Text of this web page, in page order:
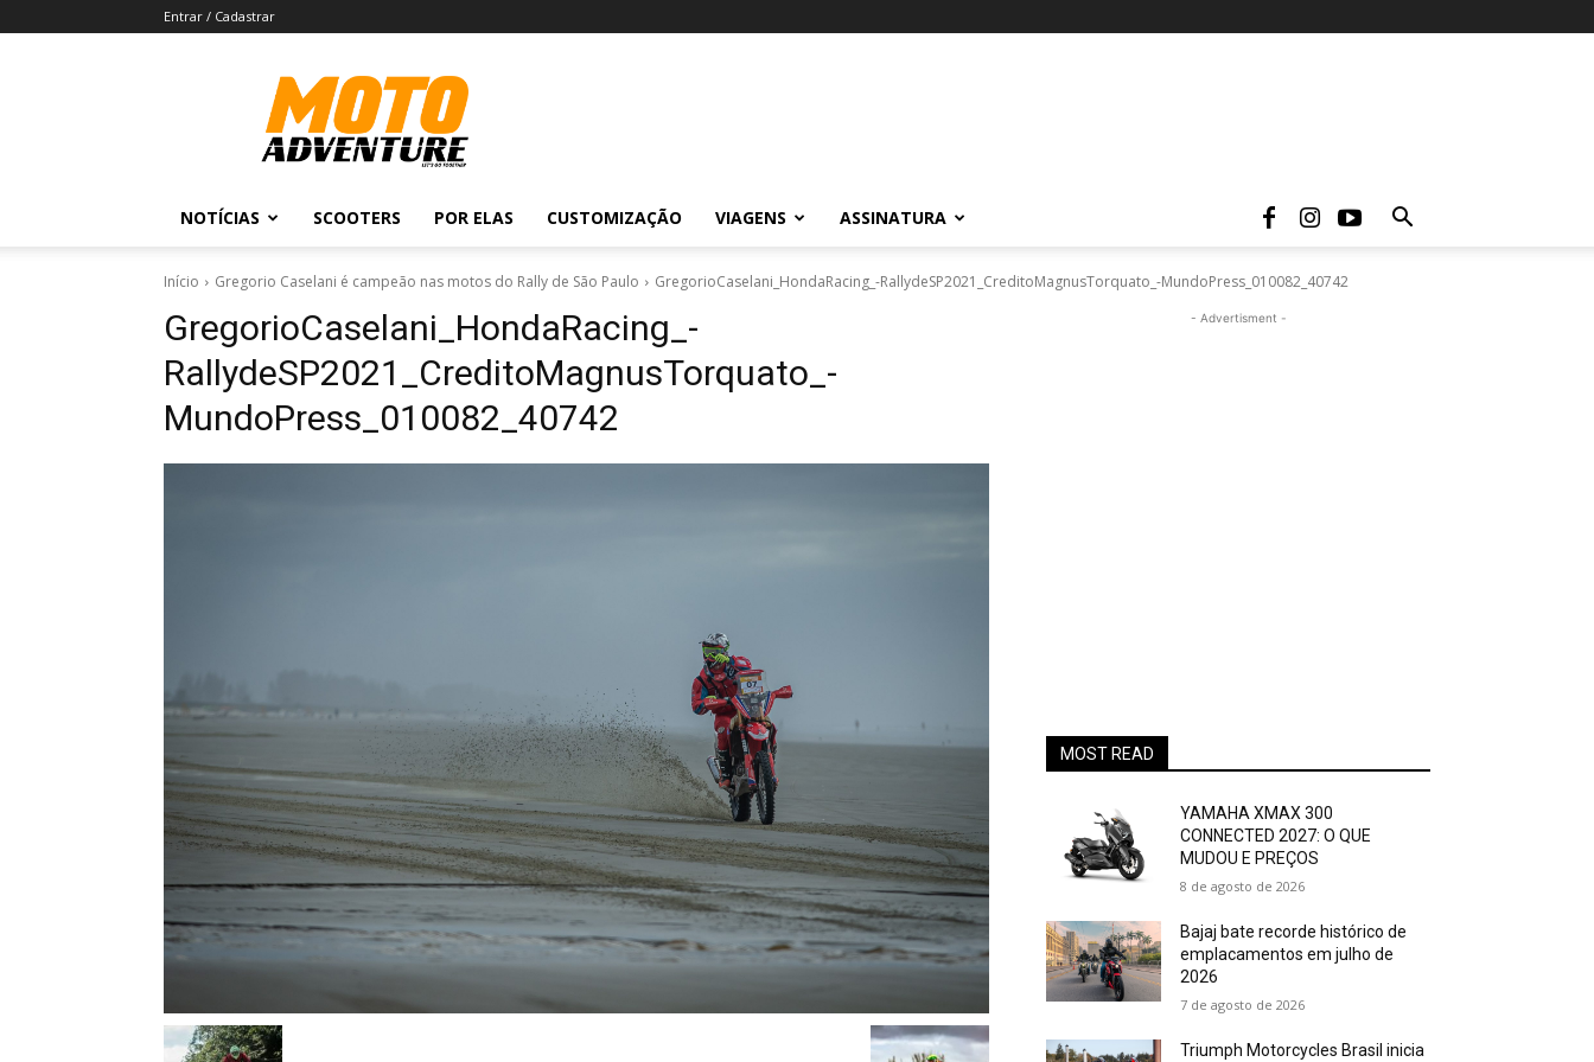
Entrar / Cadastrar
Revista
Moto
Adventure
NOTÍCIAS SCOOTERS POR ELAS CUSTOMIZAÇÃO VIAGENS ASSINATURA
Início Gregorio Caselani é campeão nas motos do Rally de São Paulo GregorioCaselani_HondaRacing_-RallydeSP2021_CreditoMagnusTorquato_-MundoPress_010082_40742
GregorioCaselani_HondaRacing_-
RallydeSP2021_CreditoMagnusTorquato_-
MundoPress_010082_40742
- Advertisment -
MOST READ
YAMAHA XMAX 300
CONNECTED 2027: O QUE
MUDOU E PREÇOS
8 de agosto de 2026
Bajaj bate recorde histórico de
emplacamentos em julho de
2026
7 de agosto de 2026
Triumph Motorcycles Brasil inicia